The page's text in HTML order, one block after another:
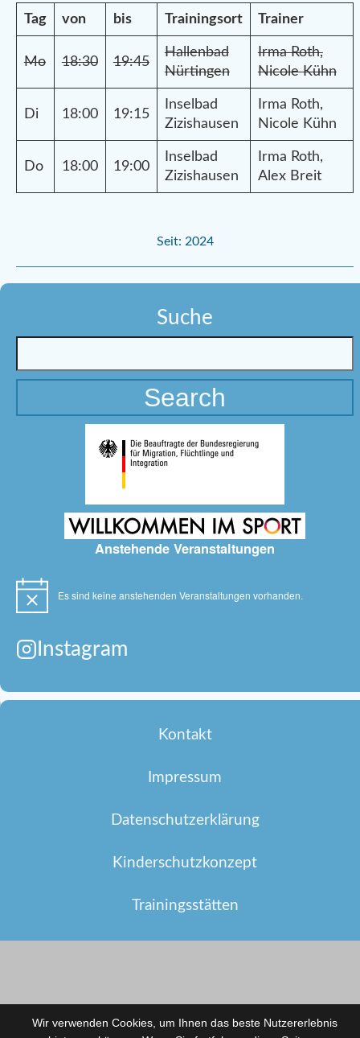
Tag von bis Trainingsort Trainer
Mo 18:30 19:45
Hallenbad
Nürtingen
Irma Roth,
Nicole Kühn
Di 18:00 19:15
Inselbad
Zizishausen
Irma Roth,
Nicole Kühn
Do 18:00 19:00
Inselbad
Zizishausen
Irma Roth,
Alex Breit
Seit: 2024
Suche
Anstehende Veranstaltungen
Hinweis Es sind keine anstehenden Veranstaltungen vorhanden.
Instagram
Kontakt
Impressum
Datenschutzerklärung
Kinderschutzkonzept
Trainingsstätten
Wir verwenden Cookies, um Ihnen das beste Nutzererlebnis